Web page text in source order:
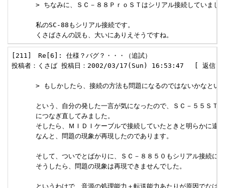
> ちなみに、ＳＣ－８８ＰｒｏＳＴはシリアル接続していまし
      私のSC-88もシリアル接続です。
      くさばさんの説も、大いにありえそうですね。
[211]　Re[6]: 仕様？バグ？・・・（追試）
投稿者：くさば 投稿日：2002/03/17(Sun) 16:53:47　 [ 返信
> もしかしたら、接続の方法も問題になるのではないかなとい
という、自分の発した一言が気になったので、ＳＣ－５５ＳＴ
      につなぎ直してみました。
そしたら、ＭＩＤＩケーブルで接続していたときと明らかに違
      なんと、問題の現象が再現したのであります。
そして、ついでとばかりに、ＳＣ－８８５０もシリアル接続に
      そうしたら、問題の現象は再現できませんでした。
というわけで、音源の処理能力＋転送能力あたりが原因でなは